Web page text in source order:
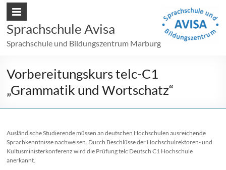
Sprachschule Avisa
Sprachschule und Bildungszentrum Marburg
Vorbereitungskurs telc-C1
„Grammatik und Wortschatz“
Ausländische Studierende müssen an deutschen Hochschulen ausreichende
Sprachkenntnisse nachweisen. Durch Beschlüsse der Hochschulrektoren- und
Kultusministerkonferenz wird die Prüfung telc Deutsch C1 Hochschule
anerkannt.